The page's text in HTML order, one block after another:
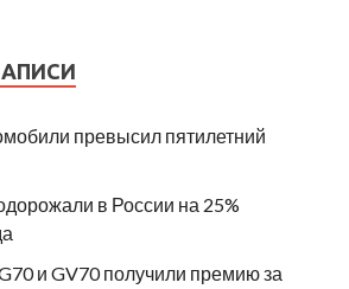
превысил пятилетний
в России на 25%
и GV70 получили премию за